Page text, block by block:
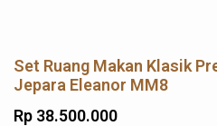
Set Ruang Makan Klasik
Jepara Eleanor MM8
Rp 38.500.000